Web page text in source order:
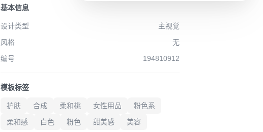
基本信息
设计类型
主视觉
风格
无
编号
194810912
模板标签
护肤 合成 柔和桃 女性用品
粉色系
柔和感
白色 粉色 甜美感 美容